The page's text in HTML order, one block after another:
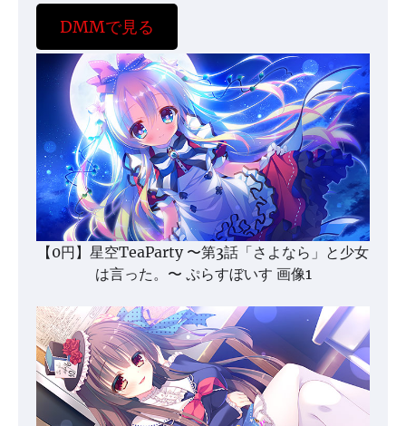
DMMで見る
【0円】星空TeaParty 〜第3話「さよなら」と少女
は言った。〜 ぷらすぼいす 画像1